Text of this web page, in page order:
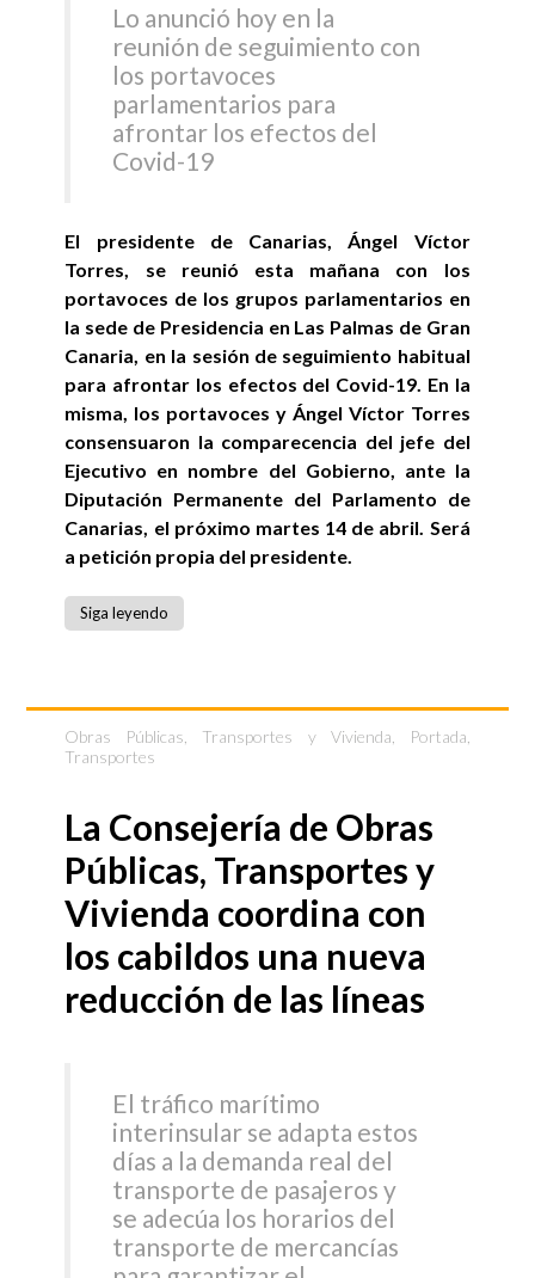
Lo anunció hoy en la
reunión de seguimiento con
los portavoces
parlamentarios para
afrontar los efectos del
Covid-19
El presidente de Canarias, Ángel Víctor
Torres, se reunió esta mañana con los
portavoces de los grupos parlamentarios en
la sede de Presidencia en Las Palmas de Gran
Canaria, en la sesión de seguimiento habitual
para afrontar los efectos del Covid-19. En la
misma, los portavoces y Ángel Víctor Torres
consensuaron la comparecencia del jefe del
Ejecutivo en nombre del Gobierno, ante la
Diputación Permanente del Parlamento de
Canarias, el próximo martes 14 de abril. Será
a petición propia del presidente.
Siga leyendo
Obras Públicas, Transportes y Vivienda Portada
Transportes
La Consejería de Obras
Públicas, Transportes y
Vivienda coordina con
los cabildos una nueva
reducción de las líneas
El tráfico marítimo
interinsular se adapta estos
días a la demanda real del
transporte de pasajeros y
se adecúa los horarios del
transporte de mercancías